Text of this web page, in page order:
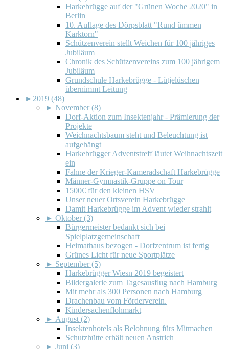
Harkebrügge auf der "Grünen Woche 2020" in
Berlin
10. Auflage des Dörpsblatt "Rund ümmen
Karktorn"
Schützenverein stellt Weichen für 100 jähriges
Jubiläum
Chronik des Schützenvereins zum 100 jährigem
Jubiläum
Grundschule Harkebrügge - Lütjelüschen
übernimmt Leitung
► 2019 (48)
► November (8)
Dorf-Aktion zum Insektenjahr - Prämierung der
Projekte
Weichnachtsbaum steht und Beleuchtung ist
aufgehängt
Harkebrügger Adventstreff läutet Weihnachtszeit
ein
Fahne der Krieger-Kameradschaft Harkebrügge
Männer-Gymnastik-Gruppe on Tour
1500€ für den kleinen HSV
Unser neuer Ortsverein Harkebrügge
Damit Harkebrügge im Advent wieder strahlt
► Oktober (3)
Bürgermeister bedankt sich bei
Spielplatzgemeinschaft
Heimathaus bezogen - Dorfzentrum ist fertig
Grünes Licht für neue Sportplätze
► September (5)
Harkebrügger Wiesn 2019 begeistert
Bildergalerie zum Tagesausflug nach Hamburg
Mit mehr als 300 Personen nach Hamburg
Drachenbau vom Förderverein.
Kindersachenflohmarkt
► August (2)
Insektenhotels als Belohnung fürs Mitmachen
Schutzhütte erhält neuen Anstrich
► Juni (3)